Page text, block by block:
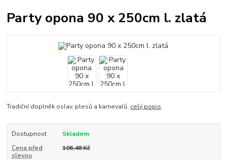
Party opona 90 x 250cm l. zlatá
Tradiční doplněk oslav, plesů a karnevalů. celý popis
Dostupnost
Skladem
Cena před
slevou
106,48 Kč